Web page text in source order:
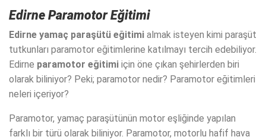
Edirne Paramotor Eğitimi
Edirne yamaç paraşütü eğitimi almak isteyen kimi paraşüt
tutkunları paramotor eğitimlerine katılmayı tercih edebiliyor.
Edirne paramotor eğitimi için öne çıkan şehirlerden biri
olarak biliniyor? Peki; paramotor nedir? Paramotor eğitimleri
neleri içeriyor?
Paramotor, yamaç paraşütünün motor eşliğinde yapılan
farklı bir türü olarak biliniyor. Paramotor, motorlu hafif hava